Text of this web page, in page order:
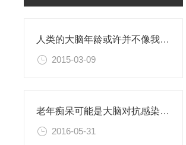
人类的大脑年龄或许并不像我们此前认为的那样
2015-03-09
老年痴呆可能是大脑对抗感染病菌导致的
2016-05-31